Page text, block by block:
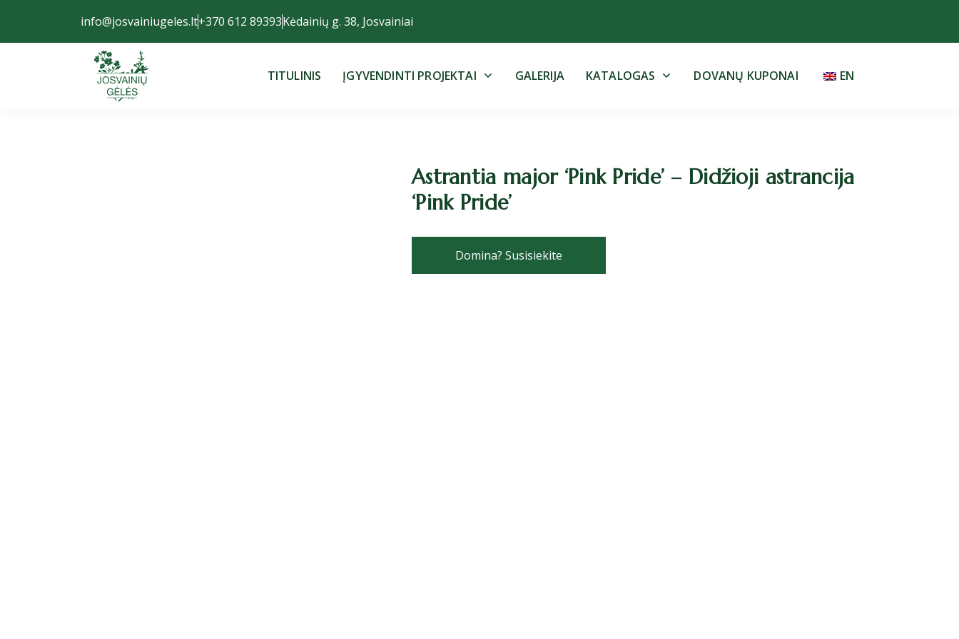
info@josvainiugeles.lt+370 612 89393Kėdainių g. 38, Josvainiai
TITULINIS ĮGYVENDINTI PROJEKTAI GALERIJA KATALOGAS DOVANŲ KUPONAI EN
Astrantia major ‘Pink Pride’ – Didžioji astrancija
‘Pink Pride’
Domina? Susisiekite